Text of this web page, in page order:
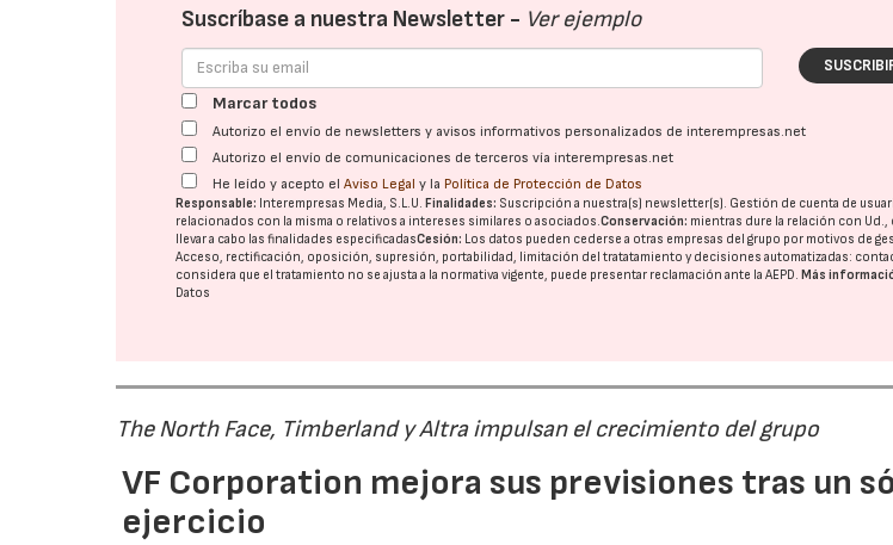
Suscríbase a nuestra Newsletter - Ver ejemplo
Marcar todos
Autorizo el envío de newsletters y avisos informativos personalizados de interempresas.net
Autorizo el envío de comunicaciones de terceros vía interempresas.net
He leído y acepto elAviso Legal y la Política de Protección de Datos
Responsable: Interempresas Media, S.L.U.Finalidades: Suscripción a nuestra(s) newsletter(s). Gestión de cuenta de
relacionados con la misma o relativos a intereses similares o asociados.Conservación: mientras dure la relación con Ud.,
llevar a cabo las finalidades especificadasCesión: Los datos pueden cederse a otras empresas del grupo por motivos de
Acceso, rectificación, oposición, supresión, portabilidad, limitación del tratatamiento y decisiones automatizadas:
considera que el tratamiento no se ajusta a la normativa vigente, puede presentar reclamación ante laAEPD .Más
Datos
The North Face, Timberland y Altra impulsan el crecimiento del grupo
VF Corporation mejora sus previsiones tras un
ejercicio